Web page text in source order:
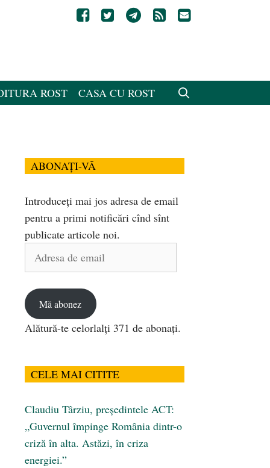
ROST CASA CU ROST
ABONAȚI-VĂ
Introduceți mai jos adresa de email
pentru a primi notificări cînd sînt
publicate articole noi.
Adresa
Mă abonez
Alătură-te celorlalți 371 de abonați.
CELE MAI CITITE
Claudiu Târziu, președintele ACT:
„Guvernul împinge România dintr-o
criză în alta. Astăzi, în criza
energiei.”